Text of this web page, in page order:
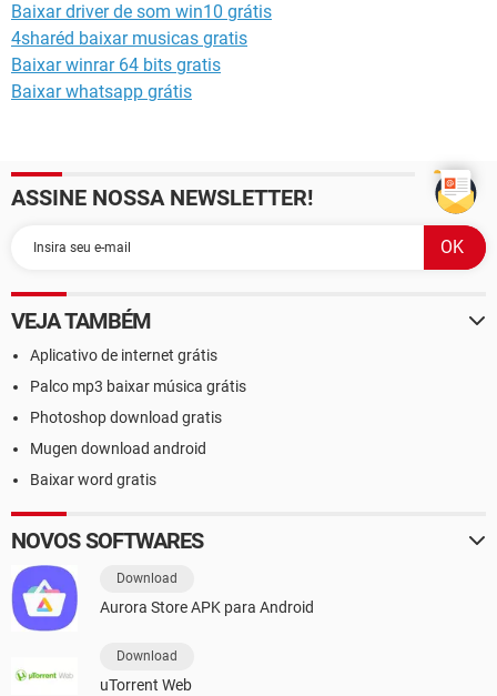
Baixar driver de som win10 grátis
4sharéd baixar musicas gratis
Baixar winrar 64 bits gratis
Baixar whatsapp grátis
ASSINE NOSSA NEWSLETTER!
VEJA TAMBÉM
Aplicativo de internet grátis
Palco mp3 baixar música grátis
Photoshop download gratis
Mugen download android
Baixar word gratis
NOVOS SOFTWARES
Download
Aurora Store APK para Android
Download
uTorrent Web